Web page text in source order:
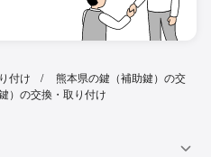
付け
熊本県の鍵（補助鍵）の交
）の交換・取り付け